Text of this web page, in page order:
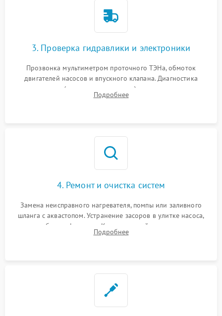
3. Проверка гидравлики и электроники
Прозвонка мультиметром проточного ТЭНа, обмоток
двигателей насосов и впускного клапана. Диагностика
прессостата (датчика уровня воды), датчика мутности,
концевика дверцы и электронного модуля управления.
Подробнее
4. Ремонт и очистка систем
Замена неисправного нагревателя, помпы или заливного
шланга с аквастопом. Устранение засоров в улитке насоса,
патрубках и фильтрах. Компонентный ремонт платы
управления, восстановление поврежденной проводки.
Подробнее